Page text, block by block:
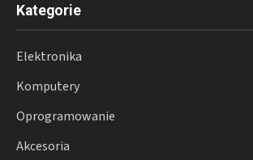
Kategorie
Elektronika
Komputery
Oprogramowanie
Akcesoria